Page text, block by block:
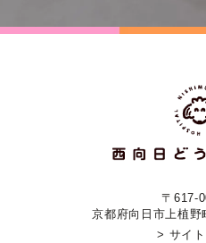
〒617-
京都府向日市上植野
> サイ